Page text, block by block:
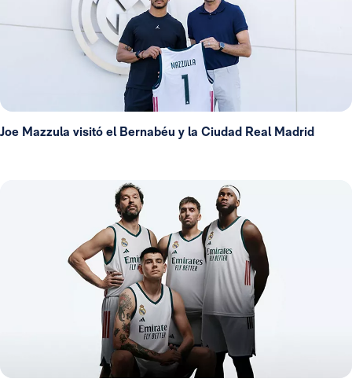
Joe Mazzula visitó el Bernabéu y la Ciudad Real Madrid